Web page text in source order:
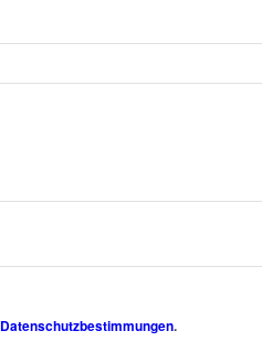
Datenschutzbestimmungen.